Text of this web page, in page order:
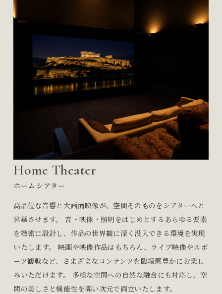
Home Theater
ホームシアター
高品位な音響と大画面映像が、空間そのものをシアターへと
昇華させます。 音・映像・照明をはじめとするあらゆる要素
を緻密に設計し、作品の世界観に深く没入できる環境を実現
いたします。 映画や映像作品はもちろん、ライブ映像やスポ
ーツ観戦など、さまざまなコンテンツを臨場感豊かにお楽し
みいただけます。 多様な空間への自然な融合にも対応し、空
間の美しさと機能性を高い次元で両立いたします。